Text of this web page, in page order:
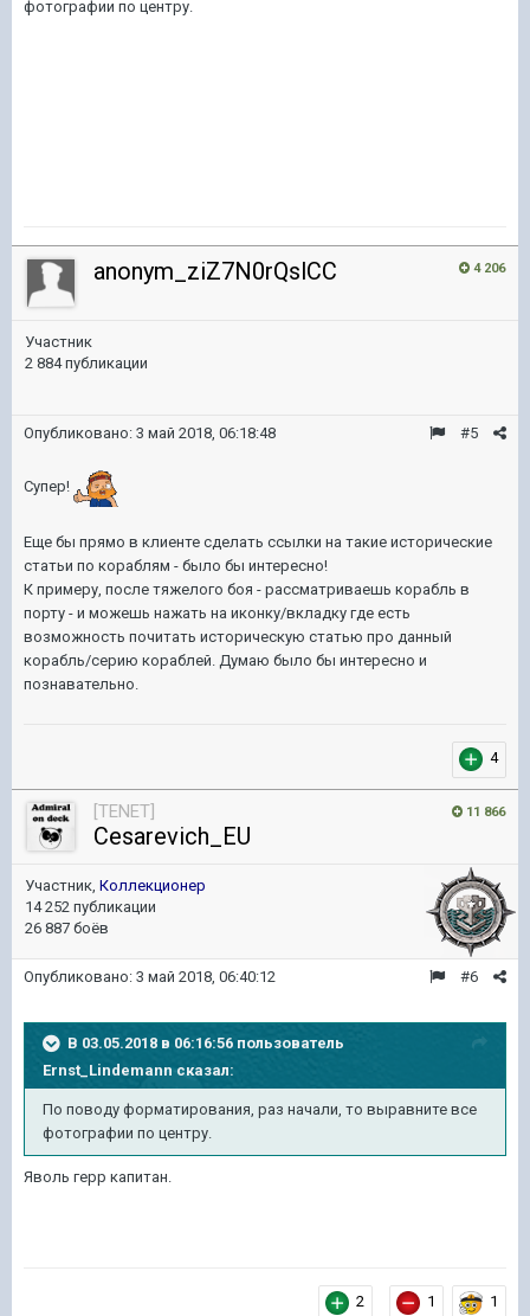
фотографии по центру.
4 206
anonym_ziZ7N0rQslCC
Участник
2 884 публикации
#5
Опубликовано: 3 май 2018, 06:18:48
Супер!
Еще бы прямо в клиенте сделать ссылки на такие исторические
статьи по кораблям - было бы интересно!
К примеру, после тяжелого боя - рассматриваешь корабль в
порту - и можешь нажать на иконку/вкладку где есть
возможность почитать историческую статью про данный
корабль/серию кораблей. Думаю было бы интересно и
познавательно.
4
11 866
[TENET]
Cesarevich_EU
Участник, Коллекционер
14 252 публикации
26 887 боёв
#6
Опубликовано: 3 май 2018, 06:40:12
В 03.05.2018 в 06:16:56 пользователь
Ernst_Lindemannсказал:
По поводу форматирования, раз начали, то выравните все
фотографии по центру.
Яволь герр капитан.
2 1 1